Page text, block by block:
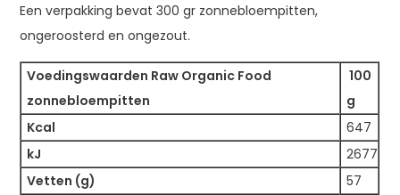
Een verpakking bevat 300 gr zonnebloempitten,
ongeroosterd en ongezout.
Voedingswaarden Raw Organic Food
zonnebloempitten
100
g
Kcal
647
kJ
2677
Vetten (g)
57